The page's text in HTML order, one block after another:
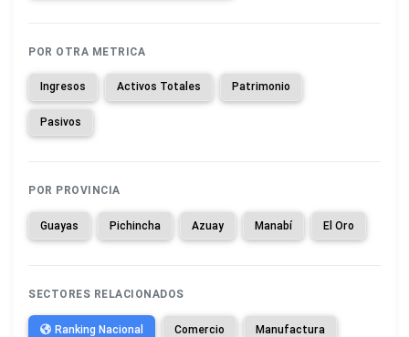
POR OTRA METRICA
Ingresos Activos Totales Patrimonio
Pasivos
POR PROVINCIA
Guayas Pichincha Azuay Manabí El Oro
SECTORES RELACIONADOS
Ranking Nacional Comercio Manufactura